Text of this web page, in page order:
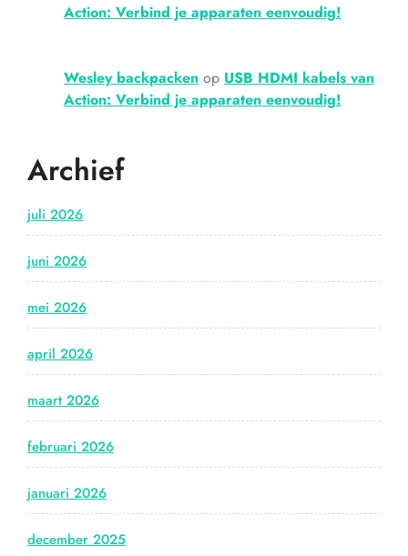
Action: Verbind je apparaten eenvoudig!
Wesley backpacken op USB HDMI kabels van
Action: Verbind je apparaten eenvoudig!
Archief
juli 2026
juni 2026
mei 2026
april 2026
maart 2026
februari 2026
januari 2026
december 2025